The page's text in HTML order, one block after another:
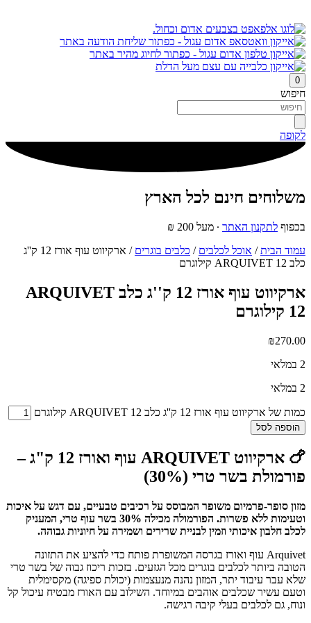
0
חיפוש
לקופה
משלוחים חינם לכל הארץ
בכפוף לתקנון האתר ∙ מעל 200 ₪
עמוד הבית/ אוכל לכלבים / כלבים בוגרים
/ ארקיווט עוף אורז 12 ק''ג
כלב ARQUIVET 12 קילוגרם
ארקיווט עוף אורז 12 ק''ג כלב ARQUIVET
12 קילוגרם
₪270.00
2 במלאי
2 במלאי
כמות של ארקיווט עוף אורז 12 ק''ג כלב ARQUIVET 12 קילוגרם
הוספה לסל
🍗 ארקיווט ARQUIVET עוף ואורז 12 ק"ג –
פורמולת בשר טרי (30%)
מזון סופר-פרמיום משופר המבוסס על רכיבים טבעיים, עם דגש על איכות
וטעימות ללא פשרות. הפורמולה מכילה 30% בשר עוף טרי, המעניק
לכלב חלבון איכותי וזמין לבניית שרירים ושמירה על חיוניות גבוהה.
Arquivet עוף ואורז בגרסה המשופרת פותח כדי להציע את התזונה
הטובה ביותר לכלבים בוגרים מכל הגזעים. בזכות ריכוז גבוה של בשר טרי
שלא עבר עיבוד יתר, המזון נהנה מנעצמות (יכולת ספיגה) מקסימלית
וטעם עשיר שכלבים אוהבים במיוחד. השילוב עם האורז מבטיח עיכול קל
ונוח, גם לכלבים בעלי קיבה רגישה.